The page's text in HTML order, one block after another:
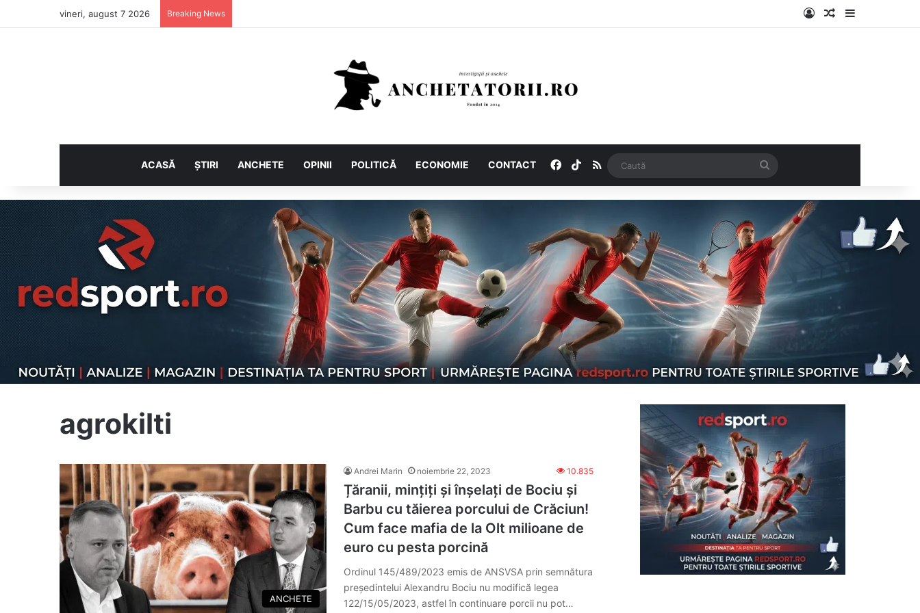
vineri, august 7 2026 Breaking News Log InArticol aleatoriu
ACASĂ ȘTIRI ANCHETE OPINII POLITICĂ ECONOMIE CONTACT Facebook
TikTokRSS
agrokilti
ANCHETE
Andrei Marin noiembrie 22, 2023 10.835
Țăranii, mințiți și înșelați de Bociu și
Barbu cu tăierea porcului de Crăciun!
Cum face mafia de la Olt milioane de
euro cu pesta porcină
Ordinul 145/489/2023 emis de ANSVSA prin semnătura
președintelui Alexandru Bociu nu modifică legea
122/15/05/2023, astfel în continuare porcii nu pot…